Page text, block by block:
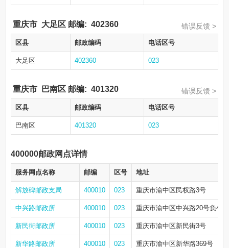
重庆市 大足区 邮编: 402360 错误反馈 >
区县 邮政编码 电话区号
大足区 402360 023
重庆市 巴南区 邮编: 401320 错误反馈 >
区县 邮政编码 电话区号
巴南区 401320 023
400000邮政网点详情
服务网点名称 邮编 区号 地址
解放碑邮政支局 400010 023 重庆市渝中区民权路3号
中兴路邮政所 400010 023 重庆市渝中区中兴路20号负4层
新民街邮政所 400010 023 重庆市渝中区新民街3号
新华路邮政所 400010 023 重庆市渝中区新华路369号